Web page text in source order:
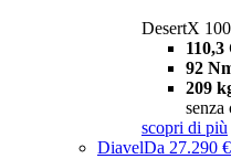
DesertX 100
92
209
senza
scopri di più
DiavelDa 27.290 €